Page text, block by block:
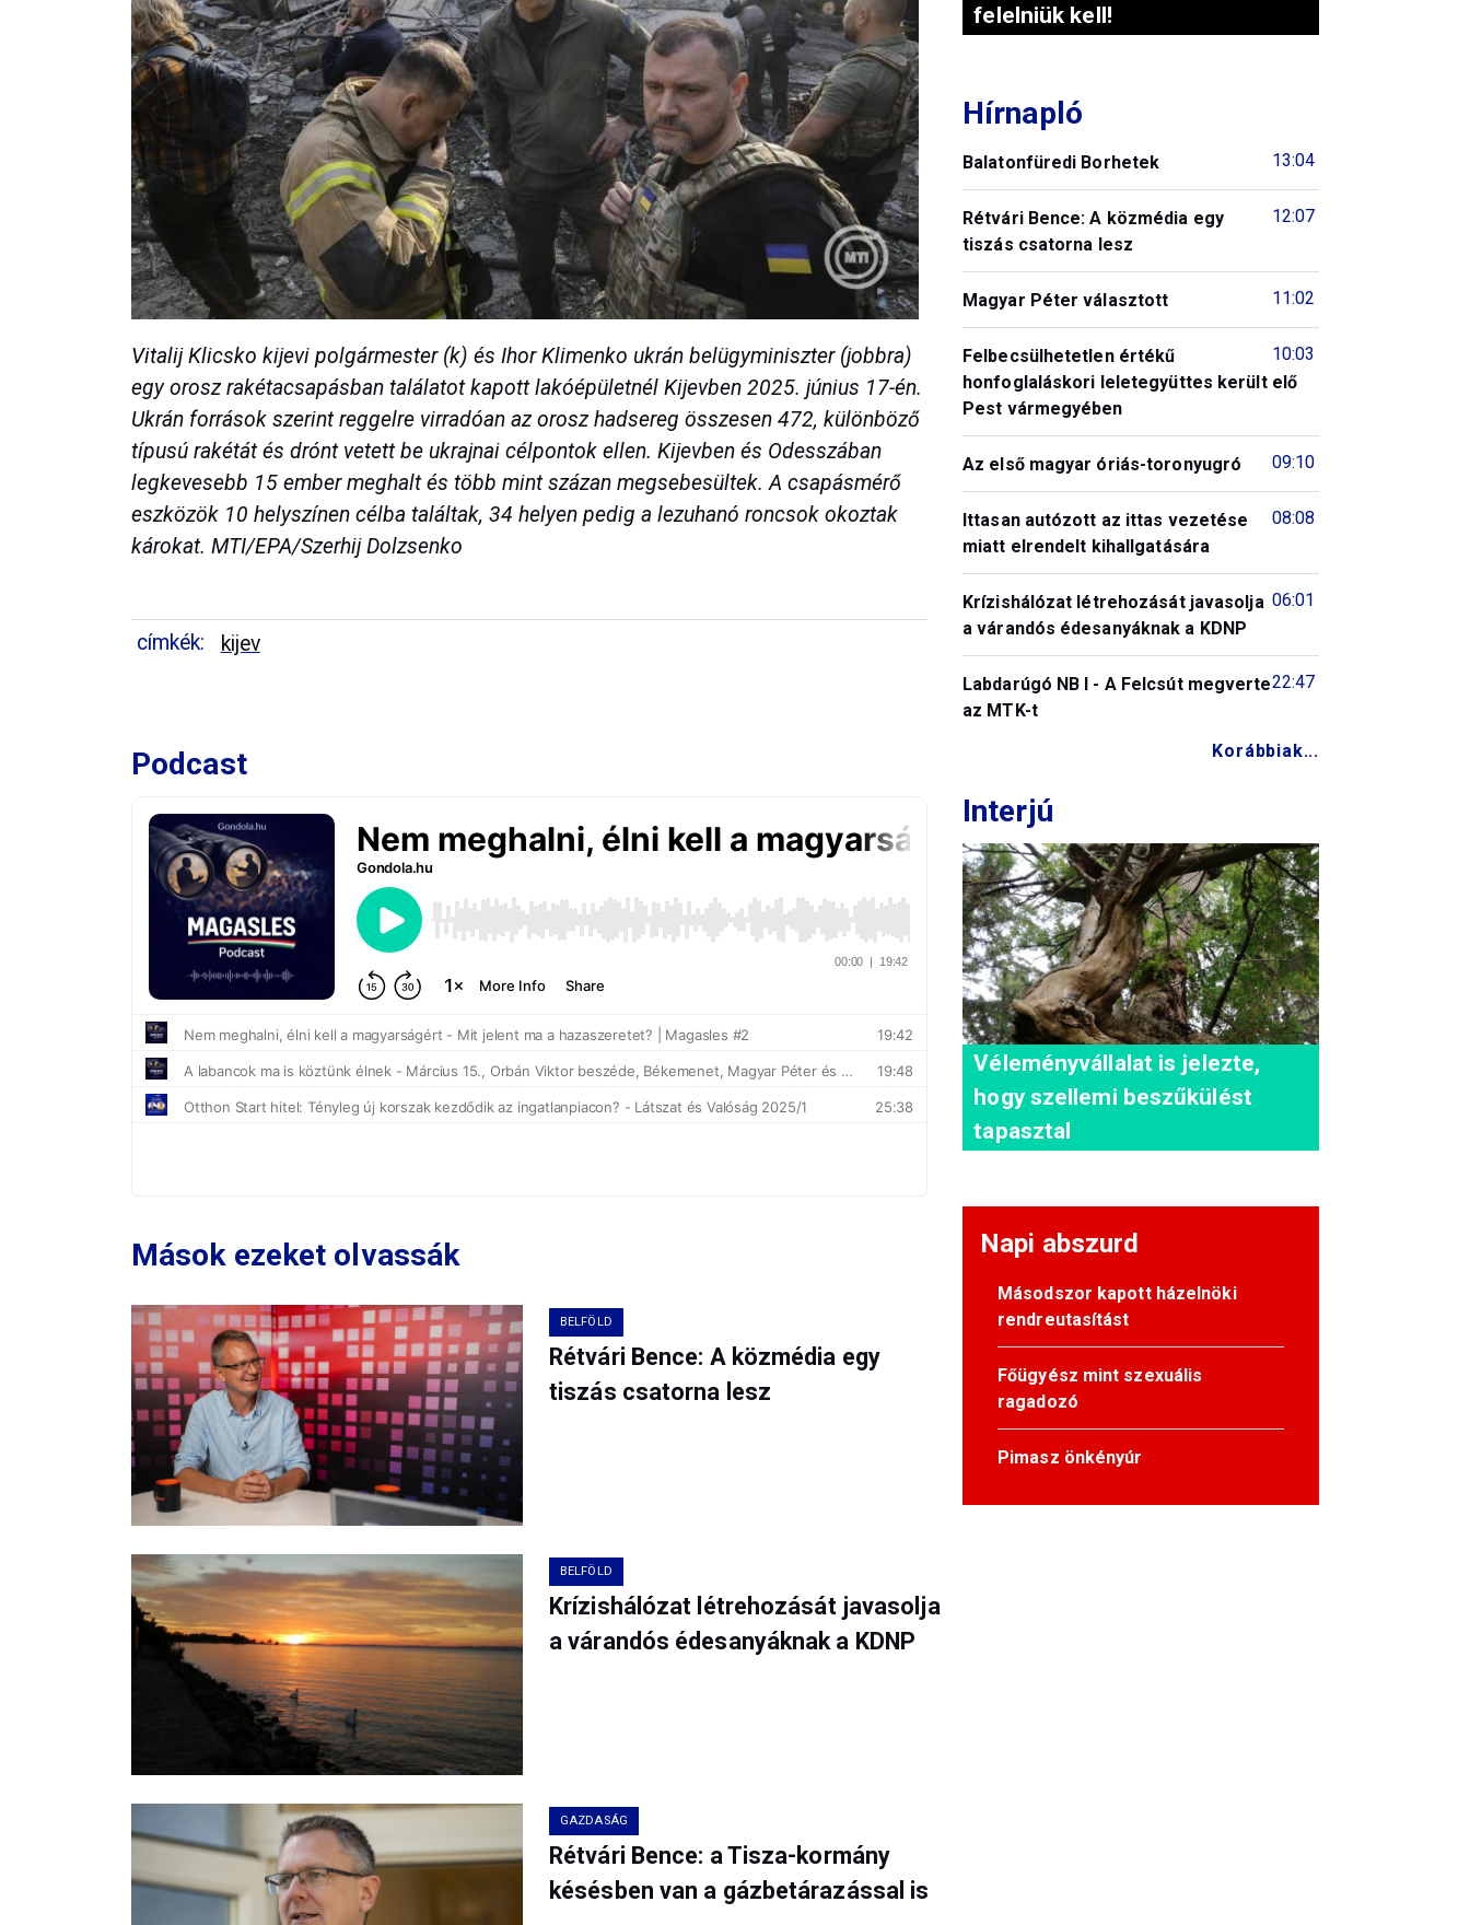
Vitalij Klicsko kijevi polgármester (k) és Ihor Klimenko ukrán belügyminiszter (jobbra)
egy orosz rakétacsapásban találatot kapott lakóépületnél Kijevben 2025. június 17-én.
Ukrán források szerint reggelre virradóan az orosz hadsereg összesen 472, különböző
típusú rakétát és drónt vetett be ukrajnai célpontok ellen. Kijevben és Odesszában
legkevesebb 15 ember meghalt és több mint százan megsebesültek. A csapásmérő
eszközök 10 helyszínen célba találtak, 34 helyen pedig a lezuhanó roncsok okoztak
károkat. MTI/EPA/Szerhij Dolzsenko
címkék: kijev
Podcast
Mások ezeket olvassák
BELFÖLD
Rétvári Bence: A közmédia egy
tiszás csatorna lesz
BELFÖLD
Krízishálózat létrehozását javasolja
a várandós édesanyáknak a KDNP
GAZDASÁG
Rétvári Bence: a Tisza-kormány
késésben van a gázbetárazással is
felelniük kell!
Hírnapló
13:04
Balatonfüredi Borhetek
12:07
Rétvári Bence: A közmédia egy
tiszás csatorna lesz
11:02
Magyar Péter választott
10:03
Felbecsülhetetlen értékű
honfoglaláskori leletegyüttes került elő
Pest vármegyében
09:10
Az első magyar óriás-toronyugró
08:08
Ittasan autózott az ittas vezetése
miatt elrendelt kihallgatására
06:01
Krízishálózat létrehozását javasolja
a várandós édesanyáknak a KDNP
22:47
Labdarúgó NB I - A Felcsút megverte
az MTK-t
Korábbiak...
Interjú
Véleményvállalat is jelezte,
hogy szellemi beszűkülést
tapasztal
Napi abszurd
Másodszor kapott házelnöki
rendreutasítást
Főügyész mint szexuális
ragadozó
Pimasz önkényúr